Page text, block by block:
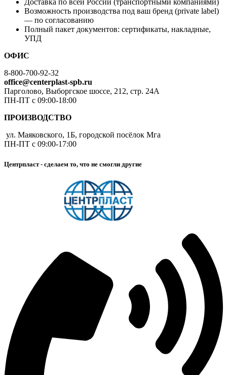
Доставка по всей России (транспортными компаниями)
Возможность производства под ваш бренд (private label)
— по согласованию
Полный пакет документов: сертификаты, накладные,
УПД
ОФИС
8-800-700-92-32
office@centerplast-spb.ru
Парголово, Выборгское шоссе, 212, стр. 24А
ПН-ПТ с 09:00-18:00
ПРОИЗВОДСТВО
ул. Маяковского, 1Б, городской посёлок Мга
ПН-ПТ с 09:00-17:00
Центрпласт - сделаем то, что не смогли другие